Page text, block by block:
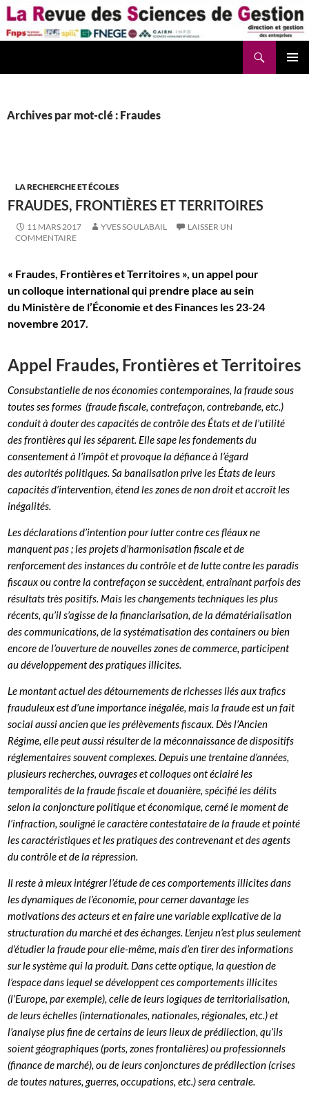
Aller
au
contenu
Archives par mot-clé : Fraudes
LA RECHERCHE ET ÉCOLES
FRAUDES, FRONTIÈRES ET TERRITOIRES
11 MARS 2017 YVES SOULABAIL
LAISSER UN
COMMENTAIRE
« Fraudes, Frontières et Territoires », un appel pour
un colloque international qui prendre place au sein
du Ministère de l’Économie et des Finances les 23-24
novembre 2017.
Appel Fraudes, Frontières et Territoires
Consubstantielle de nos économies contemporaines, la fraude sous
toutes ses formes (fraude fiscale, contrefaçon, contrebande, etc.)
conduit à douter des capacités de contrôle des États et de l’utilité
des frontières qui les séparent. Elle sape les fondements du
consentement à l’impôt et provoque la défiance à l’égard
des autorités politiques. Sa banalisation prive les États de leurs
capacités d’intervention, étend les zones de non droit et accroît les
inégalités.
Les déclarations d’intention pour lutter contre ces fléaux ne
manquent pas ; les projets d’harmonisation fiscale et de
renforcement des instances du contrôle et de lutte contre les paradis
fiscaux ou contre la contrefaçon se succèdent, entraînant parfois des
résultats très positifs. Mais les changements techniques les plus
récents, qu’il s’agisse de la financiarisation, de la dématérialisation
des communications, de la systématisation des containers ou bien
encore de l’ouverture de nouvelles zones de commerce, participent
au développement des pratiques illicites.
Le montant actuel des détournements de richesses liés aux trafics
frauduleux est d’une importance inégalée, mais la fraude est un fait
social aussi ancien que les prélèvements fiscaux. Dès l’Ancien
Régime, elle peut aussi résulter de la méconnaissance de dispositifs
réglementaires souvent complexes. Depuis une trentaine d‘années,
plusieurs recherches, ouvrages et colloques ont éclairé les
temporalités de la fraude fiscale et douanière, spécifié les délits
selon la conjoncture politique et économique, cerné le moment de
l’infraction, souligné le caractère contestataire de la fraude et pointé
les caractéristiques et les pratiques des contrevenant et des agents
du contrôle et de la répression.
Il reste à mieux intégrer l’étude de ces comportements illicites dans
les dynamiques de l’économie, pour cerner davantage les
motivations des acteurs et en faire une variable explicative de la
structuration du marché et des échanges. L’enjeu n’est plus seulement
d’étudier la fraude pour elle-même, mais d’en tirer des informations
sur le système qui la produit. Dans cette optique, la question de
l’espace dans lequel se développent ces comportements illicites
(l’Europe, par exemple), celle de leurs logiques de territorialisation,
de leurs échelles (internationales, nationales, régionales, etc.) et
l’analyse plus fine de certains de leurs lieux de prédilection, qu’ils
soient géographiques (ports, zones frontalières) ou professionnels
(finance de marché), ou de leurs conjonctures de prédilection (crises
de toutes natures, guerres, occupations, etc.) sera centrale.